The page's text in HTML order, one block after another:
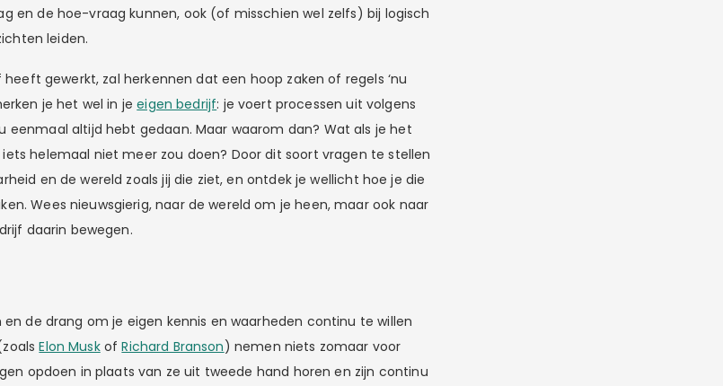
en de hoe-vraag kunnen, ook (of misschien wel zelfs) bij logisch
leiden.
gewerkt, zal herkennen dat een hoop zaken of regels ‘nu
je het wel in jeeigen bedrijf: je voert processen uit volgens
eenmaal altijd hebt gedaan. Maar waarom dan? Wat als je het
helemaal niet meer zou doen? Door dit soort vragen te stellen
en de wereld zoals jij die ziet, en ontdek je wellicht hoe je die
Wees nieuwsgierig, naar de wereld om je heen, maar ook naar
daarin bewegen.
de drang om je eigen kennis en waarheden continu te willen
Elon MuskofRichard Branson) nemen niets zomaar voor
opdoen in plaats van ze uit tweede hand horen en zijn continu